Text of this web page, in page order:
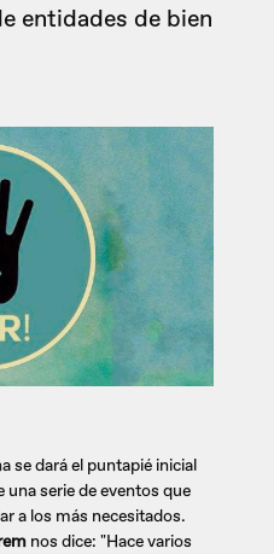
entidades de bien
se dará el puntapié inicial
una serie de eventos que
a los más necesitados.
nos dice: "Hace varios